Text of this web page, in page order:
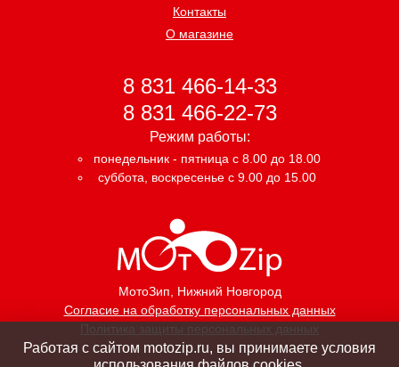
МотоЗип, Нижний Новгород
Согласие на обработку персональных данных
Политика защиты персональных данных
Контакты
О магазине
8 831 466-14-33
8 831 466-22-73
Режим работы:
понедельник - пятница с 8.00 до 18.00
суббота, воскресенье с 9.00 до 15.00
Работая с сайтом motozip.ru, вы принимаете условия